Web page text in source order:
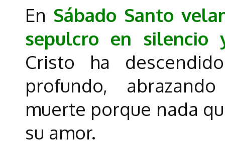
En Sábado Santo
sepulcro en silencio
Cristo ha
profundo,
muerte porque nada
su amor.